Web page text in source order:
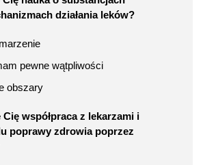
działania leków?
pewne wątpliwości
obszary
współpraca z lekarzami i
poprawy zdrowia poprzez